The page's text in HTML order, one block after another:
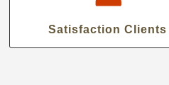
Satisfaction Clients